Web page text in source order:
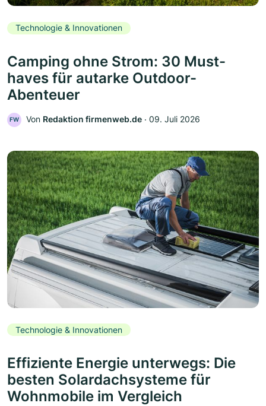
Technologie & Innovationen
Camping ohne Strom: 30 Must-
haves für autarke Outdoor-
Abenteuer
FW Von Redaktion firmenweb.de ‧ 09. Juli 2026
Technologie & Innovationen
Effiziente Energie unterwegs: Die
besten Solardachsysteme für
Wohnmobile im Vergleich